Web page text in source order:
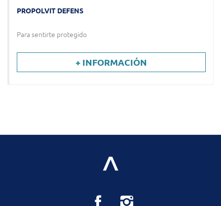
PROPOLVIT DEFENS
Para sentirte protegido
+ INFORMACIÓN